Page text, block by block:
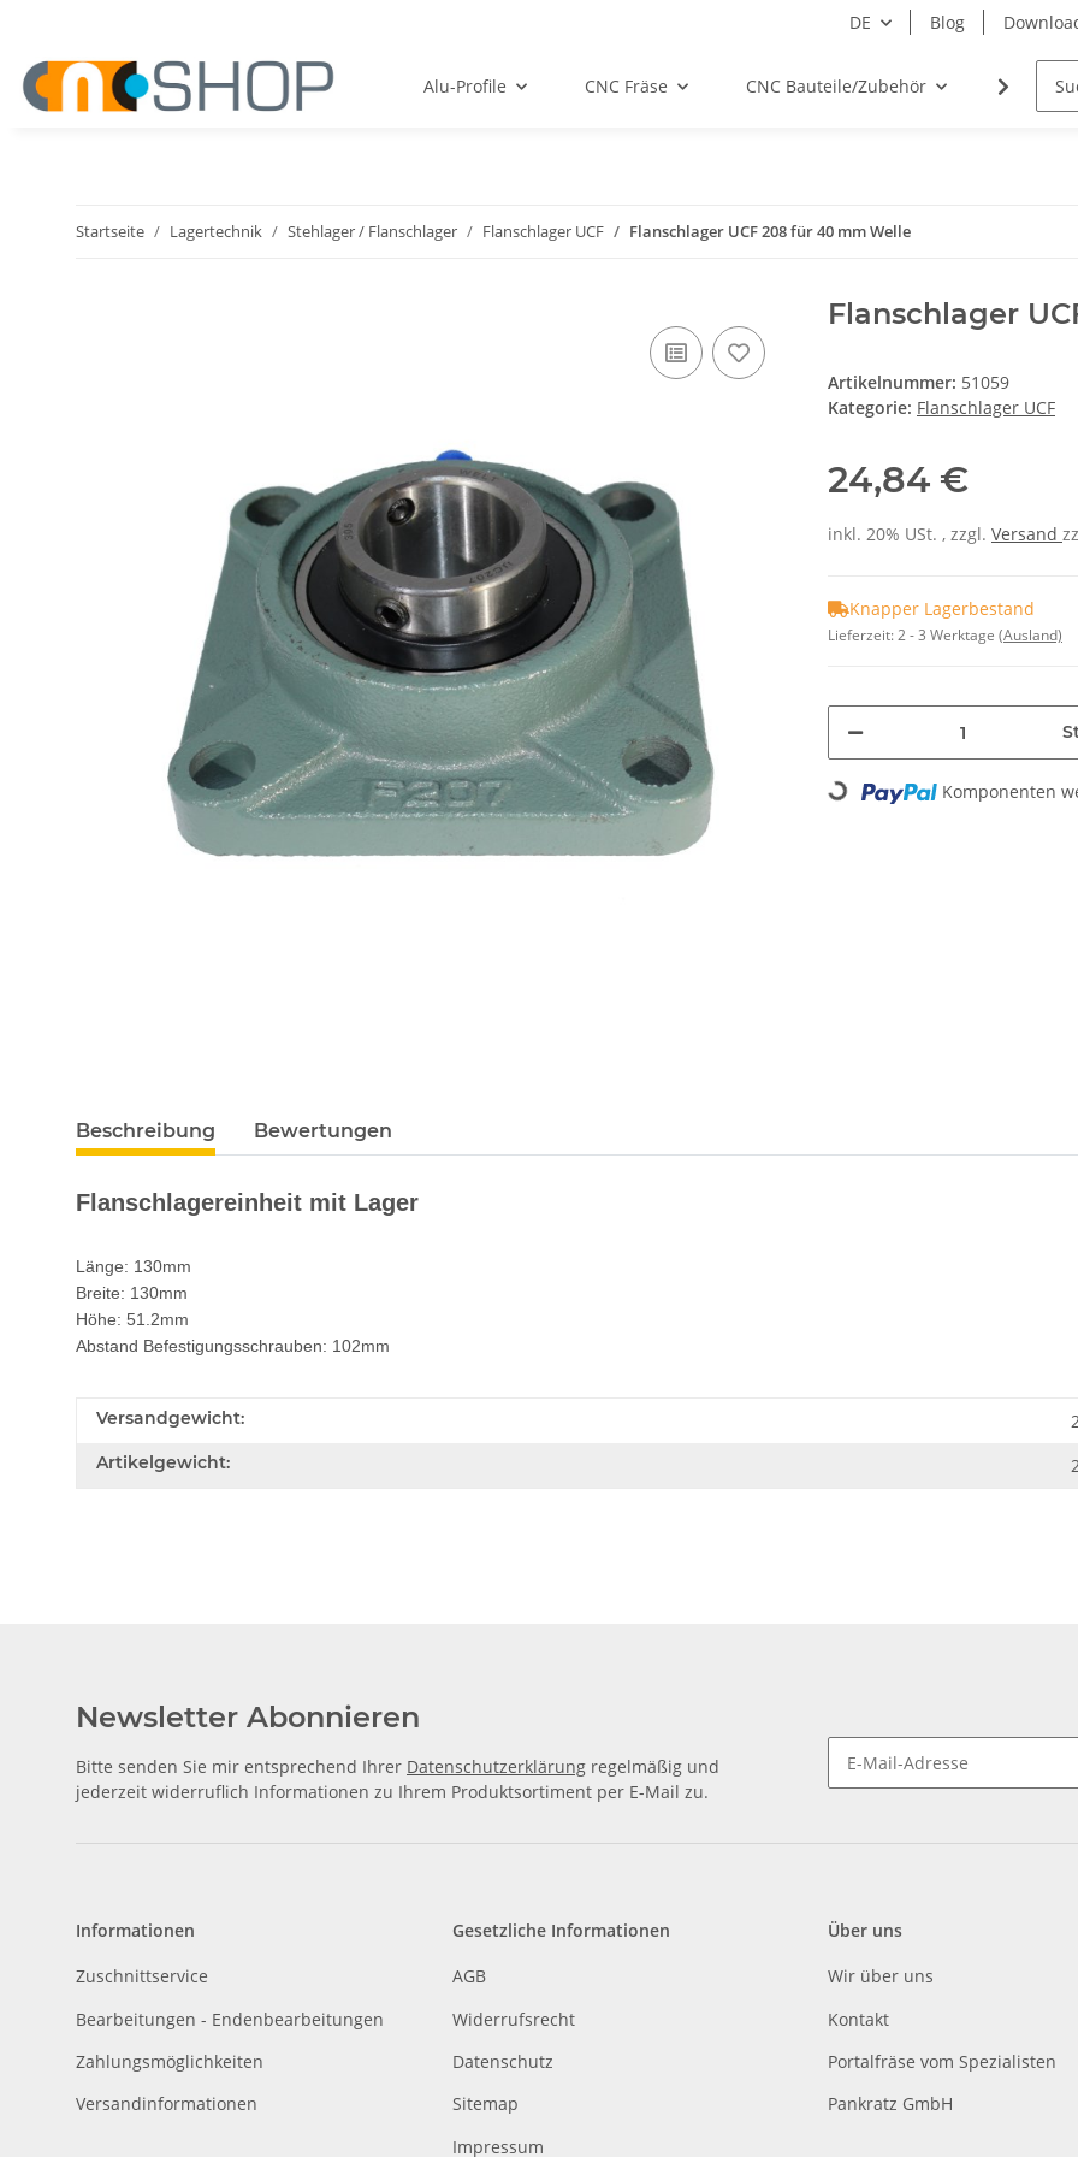
DE Blog
Alu-Profile CNC Fräse CNC Bauteile/Zubehör Elektro
Startseite Lagertechnik Stehlager / Flanschlager Flanschlager UCF Flanschlager UCF 208 für 40 mm Welle
Flanschlager
Artikelnummer: 51059
Kategorie: Flanschlager UCF
24,84 €
inkl. 20% USt. , zzgl. Versand
Knapper Lagerbestand
Lieferzeit:2 - 3 Werktage (Ausland)
Loading... Komponenten
Beschreibung Bewertungen
Flanschlagereinheit mit Lager
Länge: 130mm
Breite: 130mm
Höhe: 51.2mm
Abstand Befestigungsschrauben: 102mm
Versandgewicht:
Artikelgewicht:
Newsletter Abonnieren
Bitte senden Sie mir entsprechend Ihrer Datenschutzerklärung regelmäßig und
jederzeit widerruflich Informationen zu Ihrem Produktsortiment per E-Mail zu.
Informationen
Zuschnittservice
Bearbeitungen - Endenbearbeitungen
Zahlungsmöglichkeiten
Versandinformationen
Gesetzliche Informationen
AGB
Widerrufsrecht
Datenschutz
Sitemap
Impressum
Über uns
Wir über uns
Kontakt
Portalfräse vom Spezialisten
Pankratz GmbH